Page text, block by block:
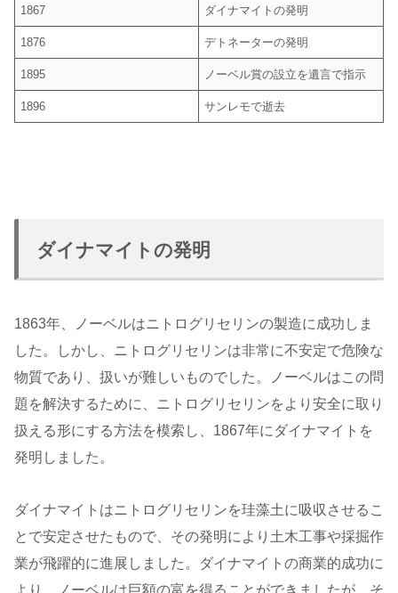
1867 ダイナマイトの発明
1876 デトネーターの発明
1895 ノーベル賞の設立を遺言で指示
1896 サンレモで逝去
ダイナマイトの発明
1863年、ノーベルはニトログリセリンの製造に成功しま
した。しかし、ニトログリセリンは非常に不安定で危険な
物質であり、扱いが難しいものでした。ノーベルはこの問
題を解決するために、ニトログリセリンをより安全に取り
扱える形にする方法を模索し、1867年にダイナマイトを
発明しました。
ダイナマイトはニトログリセリンを珪藻土に吸収させるこ
とで安定させたもので、その発明により土木工事や採掘作
業が飛躍的に進展しました。ダイナマイトの商業的成功に
より、ノーベルは巨額の富を得ることができましたが、そ